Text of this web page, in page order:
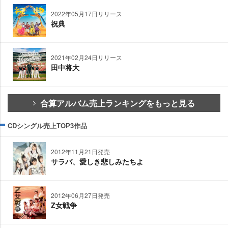
2022年05月17日リリース
祝典
2021年02月24日リリース
田中将大
合算アルバム売上ランキングをもっと見る
CDシングル売上TOP3作品
2012年11月21日発売
サラバ、愛しき悲しみたちよ
2012年06月27日発売
Z女戦争